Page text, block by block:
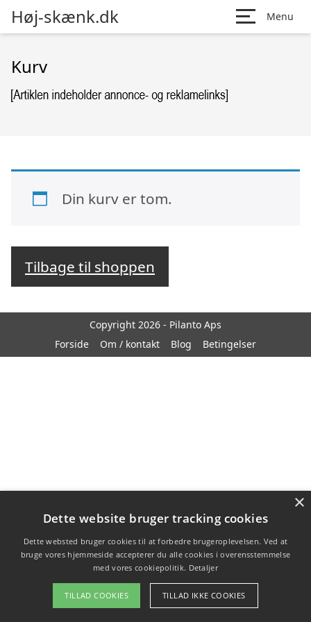
Høj-skænk.dk Menu
Kurv
Din kurv er tom.
Tilbage til shoppen
Copyright 2026 - Pilanto Aps
Forside
Om / kontakt Blog Betingelser
×
Dette website bruger tracking cookies
Dette websted bruger cookies til at forbedre brugeroplevelsen. Ved at
bruge vores hjemmeside accepterer du alle cookies i overensstemmelse
med vores cookiepolitik. Detaljer
TILLAD COOKIES TILLAD IKKE COOKIES